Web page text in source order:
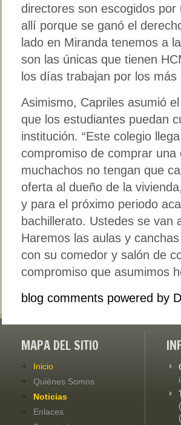
directores son escogidos
allí porque se ganó el
lado en Miranda tenemos a
son las únicas que tienen
los días trabajan por los
Asimismo, Capriles asumió
que los estudiantes puedan
institución. “Este colegio
compromiso de comprar
muchachos no tengan que
oferta al dueño de la
y para el próximo periodo
bachillerato. Ustedes se van
Haremos las aulas y
con su comedor y salón de
compromiso que asumimos
blog comments powered by
MAPA DEL SITIO
Inicio
Quiénes Somos
Noticias
Enlaces